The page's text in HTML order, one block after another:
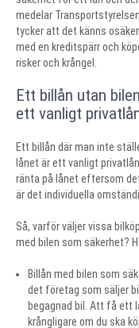
medelar
tycker att det känns
med en kreditspärr och
risker och krångel.
Ett billån utan
ett vanligt
Ett billån där man inte
lånet är ett vanligt
ränta på lånet eftersom
är det individuella
Så, varför väljer vissa
med bilen som säkerhet?
Billån med bilen som
det företag som säljer
begagnad bil. Att få ett
krångligare om du ska